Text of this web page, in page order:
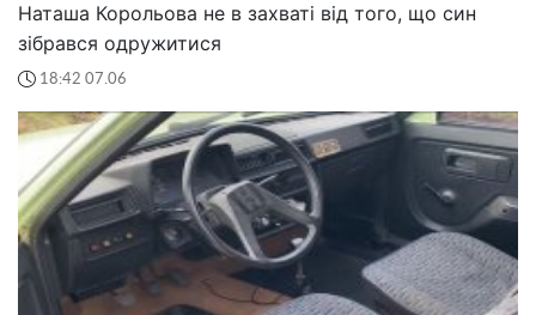
Наташа Корольова не в захваті від того, що син
зібрався одружитися
18:42 07.06